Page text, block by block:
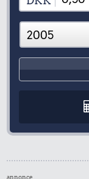
annonce